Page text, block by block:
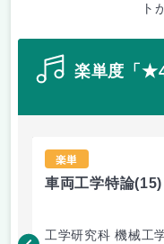
ト
楽単度「
楽単
車両工学特論(15)
工学研究科 機械工